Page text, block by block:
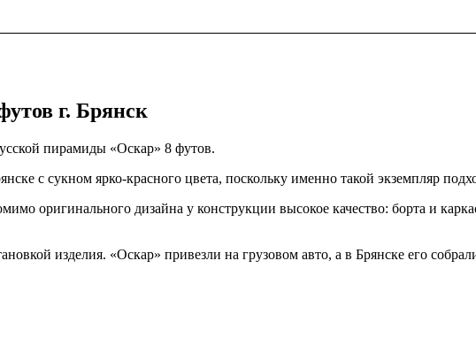
г. Брянск
пирамиды «Оскар» 8 футов.
с сукном ярко-красного цвета, поскольку именно такой экземпляр
оригинального дизайна у конструкции высокое качество: борта и
изделия. «Оскар» привезли на грузовом авто, а в Брянске его